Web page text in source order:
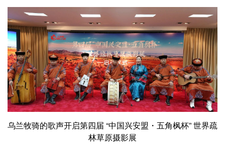
乌兰牧骑的歌声开启第四届 “中国兴安盟・五角枫杯” 世界疏
林草原摄影展